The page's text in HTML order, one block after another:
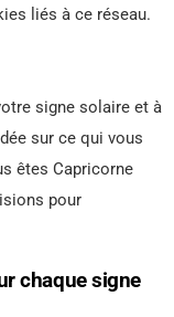
liés à ce réseau.
signe solaire et à
sur ce qui vous
êtes Capricorne
pour
chaque signe